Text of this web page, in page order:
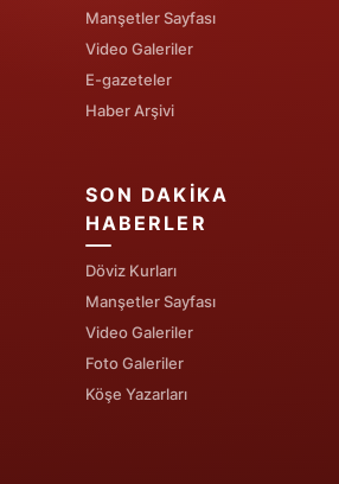
Manşetler Sayfası
Video Galeriler
E-gazeteler
Haber Arşivi
SON DAKIKA
HABERLER
Döviz Kurları
Manşetler Sayfası
Video Galeriler
Foto Galeriler
Köşe Yazarları